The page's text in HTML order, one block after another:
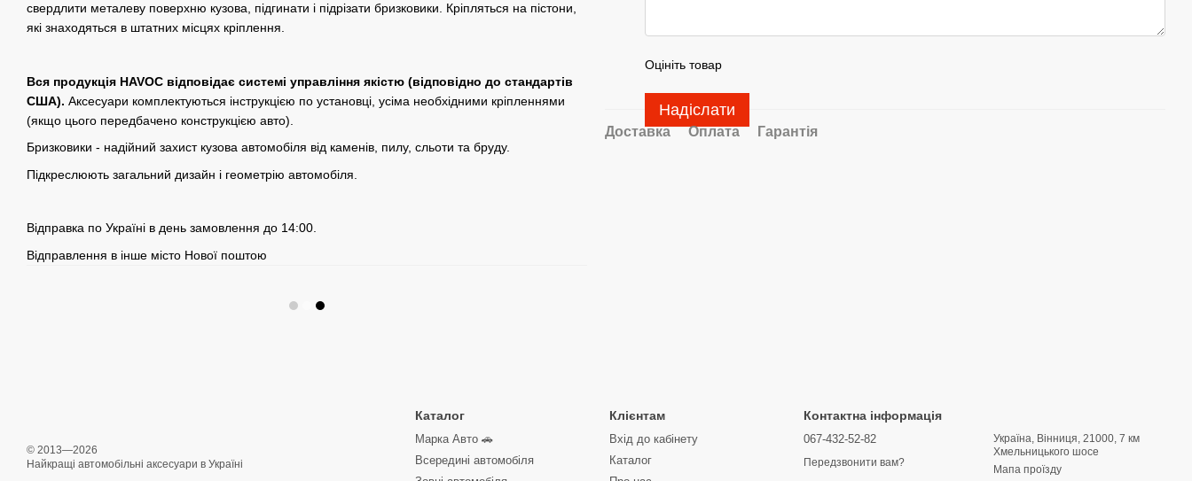
свердлити металеву поверхню кузова, підгинати і підрізати бризковики. Кріпляться на пістони,
які знаходяться в штатних місцях кріплення.
Вся продукція HAVOC відповідає системі управління якістю (відповідно до стандартів
США). Аксесуари комплектуються інструкцією по установці, усіма необхідними кріпленнями
(якщо цього передбачено конструкцією авто).
Бризковики - надійний захист кузова автомобіля від каменів, пилу, сльоти та бруду.
Підкреслюють загальний дизайн і геометрію автомобіля.
Відправка по Україні в день замовлення до 14:00.
Відправлення в інше місто Нової поштою
Оцініть товар
Надіслати
Доставка Оплата Гарантія
© 2013—2026
Найкращі автомобільні аксесуари в Україні
Каталог
Марка Авто 🚗
Всередині автомобіля
Клієнтам
Вхід до кабінету
Каталог
Контактна інформація
067-432-52-82
Передзвонити вам?
Україна, Вінниця, 21000, 7 км
Хмельницького шосе
Мапа проїзду